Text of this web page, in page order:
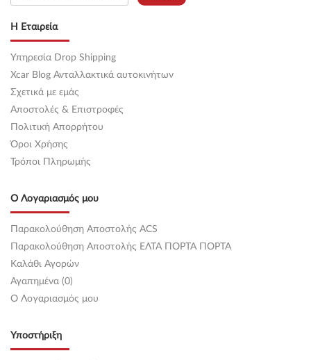
Η Εταιρεία
Υπηρεσία Drop Shipping
Xcar Blog Ανταλλακτικά αυτοκινήτων
Σχετικά με εμάς
Αποστολές & Επιστροφές
Πολιτική Απορρήτου
Όροι Χρήσης
Τρόποι Πληρωμής
Ο Λογαριασμός μου
Παρακολούθηση Αποστολής ACS
Παρακολούθηση Αποστολής ΕΛΤΑ ΠΟΡΤΑ ΠΟΡΤΑ
Καλάθι Αγορών
Αγαπημένα (0)
O Λογαριασμός μου
Υποστήριξη